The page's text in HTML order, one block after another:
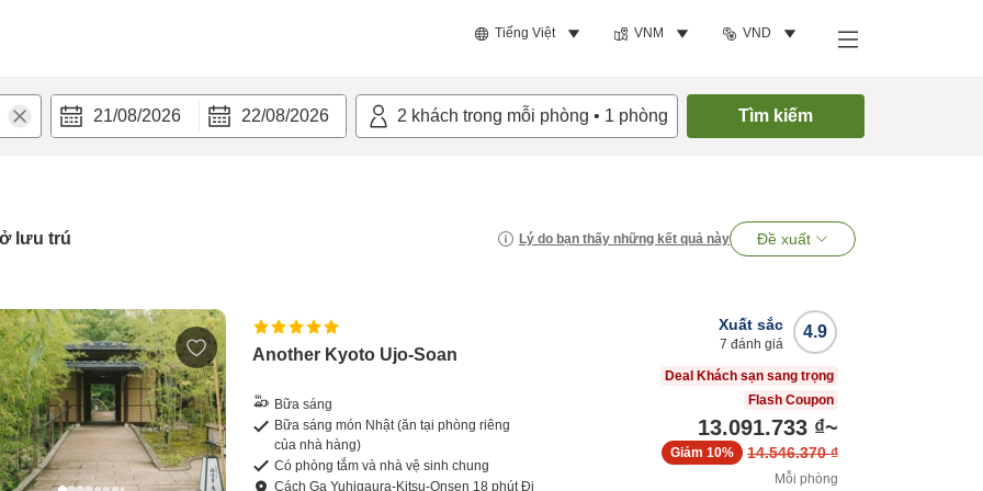
Tiếng Việt VNM VND
21/08/2026 22/08/2026 2 khách trong mỗi phòng • 1 phòng Tìm kiếm
lưu trú Lý do bạn thấy những kết quả này Đề xuất
Another Kyoto Ujo-Soan
Bữa sáng
Bữa sáng món Nhật (ăn tại phòng riêng
của nhà hàng)
Có phòng tắm và nhà vệ sinh chung
CáchGa Yuhigaura-Kitsu-Onsen 18 phútĐi
4.9
Xuất sắc
7 đánh giá
Deal Khách sạn sang trọng
Flash Coupon
13.091.733 ₫~
14.546.370 ₫
Giảm 10%
Mỗi phòng